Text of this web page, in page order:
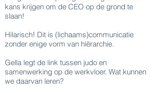
kans krijgen om de CEO op de grond te
slaan!
Hilarisch! Dit is (lichaams)communicatie
zonder enige vorm van hiërarchie.
Gella legt de link tussen judo en
samenwerking op de werkvloer. Wat kunnen
we daarvan leren?